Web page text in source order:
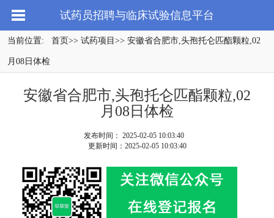
试药员招聘与临床试验信息平台
当前位置: 首页>> 试药项目 >> 安徽省合肥市,头孢托仑匹酯颗粒,02
月08日体检
安徽省合肥市,头孢托仑匹酯颗粒,02
月08日体检
发布时间： 2025-02-05 10:03:40
更新时间：2025-02-05 10:03:40